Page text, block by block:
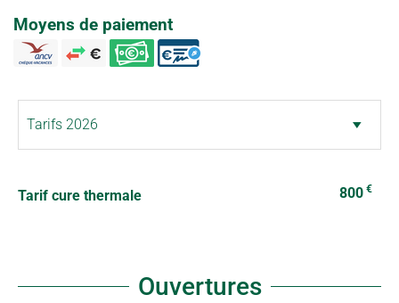
Moyens de paiement
Tarif cure thermale 800 €
Ouvertures